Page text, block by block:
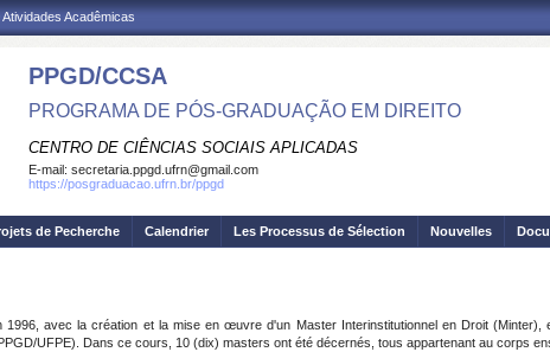
Acadêmicas
PPGD/CCSA
PROGRAMA DE PÓS-GRADUAÇÃO EM DIREITO
CENTRO DE CIÊNCIAS SOCIAIS APLICADAS
E-mail: secretaria.ppgd.ufrn@gmail.com
https://posgraduacao.ufrn.br/ppgd
de Pecherche Calendrier Les Processus de Sélection Nouvelles
1996, avec la création et la mise en œuvre d'un Master Interinstitutionnel en Droit
UFPE). Dans ce cours, 10 (dix) masters ont été décernés, tous appartenant au corps